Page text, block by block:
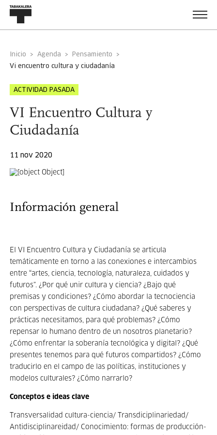
Inicio Agenda
Pensamiento
vi encuentro cultura y ciudadanía
ACTIVIDAD PASADA
VI Encuentro Cultura y
Ciudadanía
11 nov 2020
Información general
El VI Encuentro Cultura y Ciudadanía se articula
temáticamente en torno a las conexiones e intercambios
entre “artes, ciencia, tecnología, naturaleza, cuidados y
futuros”. ¿Por qué unir cultura y ciencia? ¿Bajo qué
premisas y condiciones? ¿Cómo abordar la tecnociencia
con perspectivas de cultura ciudadana? ¿Qué saberes y
prácticas necesitamos, para qué problemas? ¿Cómo
repensar lo humano dentro de un nosotros planetario?
¿Cómo enfrentar la soberanía tecnológica y digital? ¿Qué
presentes tenemos para qué futuros compartidos? ¿Cómo
traducirlo en el campo de las políticas, instituciones y
modelos culturales? ¿Cómo narrarlo?
Conceptos e ideas clave
Transversalidad cultura-ciencia/ Transdiciplinariedad/
Antidisciplinareidad/ Conocimiento: formas de producción-